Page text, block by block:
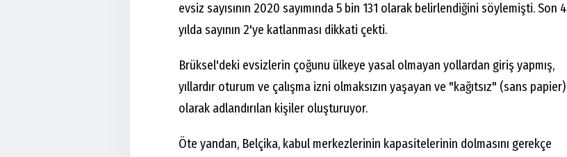
evsiz sayısının 2020 sayımında 5 bin 131 olarak belirlendiğini söylemişti. Son 4
yılda sayının 2'ye katlanması dikkati çekti.
Brüksel'deki evsizlerin çoğunu ülkeye yasal olmayan yollardan giriş yapmış,
yıllardır oturum ve çalışma izni olmaksızın yaşayan ve "kağıtsız" (sans papier)
olarak adlandırılan kişiler oluşturuyor.
Öte yandan, Belçika, kabul merkezlerinin kapasitelerinin dolmasını gerekçe